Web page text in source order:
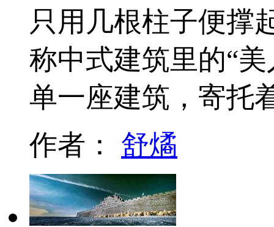
只用几根柱子便撑
称中式建筑里的“
单一座建筑，寄托
作者： 舒燏